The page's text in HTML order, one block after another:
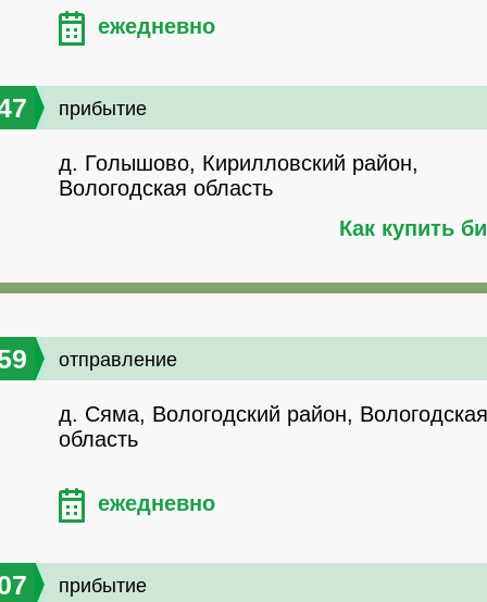
ежедневно
прибытие
д. Голышово, Кирилловский район,
Вологодская область
Как купить
отправление
д. Сяма, Вологодский район, Вологодская
область
ежедневно
прибытие